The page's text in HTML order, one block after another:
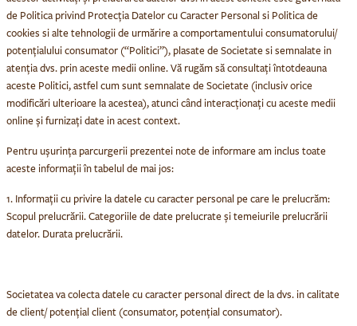
de Politica privind Protecția Datelor cu Caracter Personal si Politica de
cookies si alte tehnologii de urmărire a comportamentului consumatorului/
potențialului consumator (“Politici”), plasate de Societate si semnalate in
atenția dvs. prin aceste medii online. Vă rugăm să consultați întotdeauna
aceste Politici, astfel cum sunt semnalate de Societate (inclusiv orice
modificări ulterioare la acestea), atunci când interacționați cu aceste medii
online și furnizați date in acest context.
Pentru ușurința parcurgerii prezentei note de informare am inclus toate
aceste informații în tabelul de mai jos:
1. Informații cu privire la datele cu caracter personal pe care le prelucrăm:
Scopul prelucrării. Categoriile de date prelucrate și temeiurile prelucrării
datelor. Durata prelucrării.
Societatea va colecta datele cu caracter personal direct de la dvs. in calitate
de client/ potențial client (consumator, potențial consumator).